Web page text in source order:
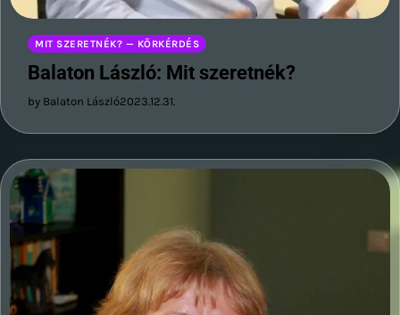
MIT SZERETNÉK? — KÖRKÉRDÉS
Balaton László: Mit szeretnék?
by Balaton László2023.12.31.